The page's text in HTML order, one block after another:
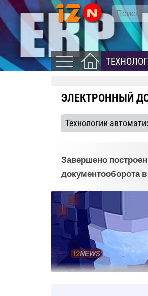
ЭЛЕКТРОННЫЙ
Технологии
Завершено
документооборота